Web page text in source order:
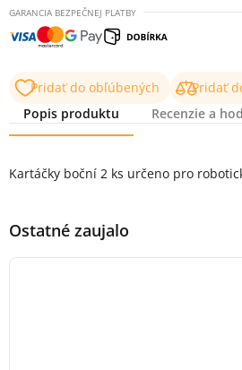
GARANCIA BEZPEČNEJ PLATBY
Pridať do obľúbených
Pridať
Popis produktu
Recenzie a
Kartáčky boční 2 ks určeno pro
Ostatné zaujalo